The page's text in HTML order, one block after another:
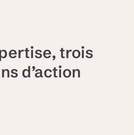
trois
d’action